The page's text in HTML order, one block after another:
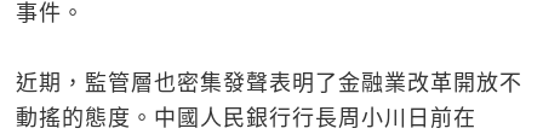
事件。
近期，監管層也密集發聲表明了金融業改革開放不
動搖的態度。中國人民銀行行長周小川日前在